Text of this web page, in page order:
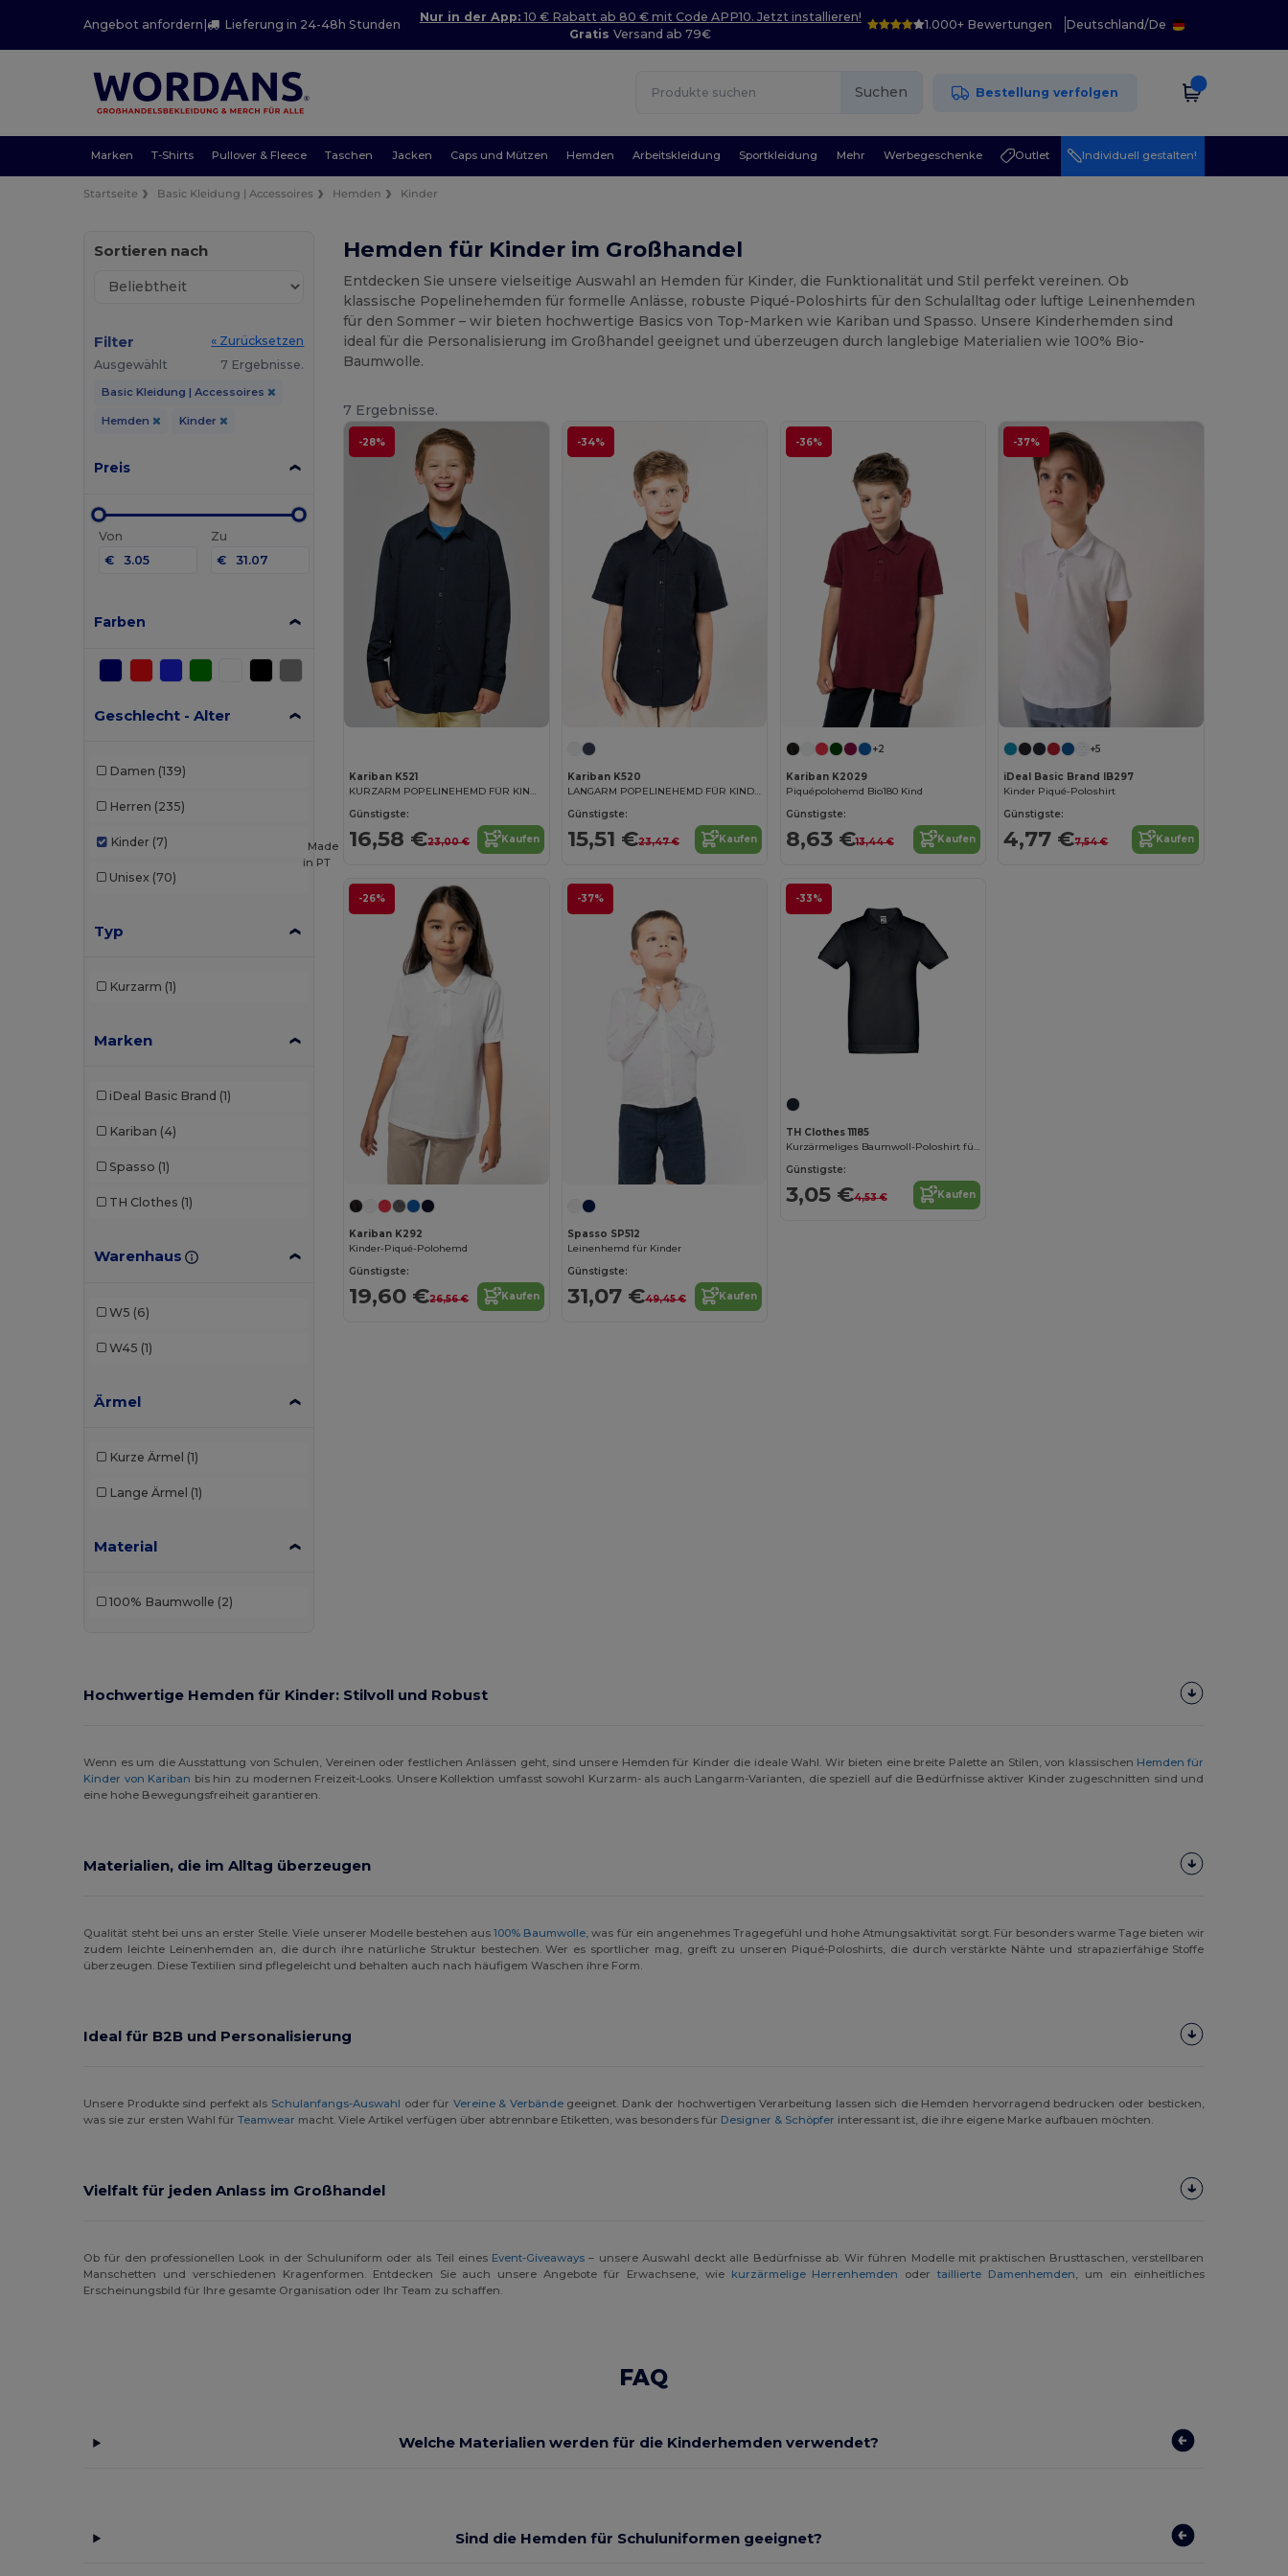
Angebot anfordern | Lieferung in 24-48h Stunden
Nur in der App: 10 € Rabatt ab 80 € mit Code APP10. Jetzt installieren!
GratisVersand ab 79€
1.000+ Bewertungen Deutschland/De
Suchen Bestellung verfolgen
Marken T-Shirts Pullover & Fleece Taschen Jacken Caps und Mützen Hemden Arbeitskleidung Sportkleidung Mehr Werbegeschenke Outlet Individuell gestalten!
Startseite Basic Kleidung | Accessoires Hemden Kinder
Sortieren nach
Filter
« Zurücksetzen
Ausgewählt
7 Ergebnisse.
Basic Kleidung | Accessoires
Hemden Kinder
Preis
Von
€
Zu
€
Farben
Geschlecht - Alter
Damen (139)
Herren (235)
Kinder (7)
Unisex (70)
Typ
Kurzarm (1)
Marken
iDeal Basic Brand (1)
Kariban (4)
Spasso (1)
TH Clothes (1)
Warenhaus
W5 (6)
W45 (1)
Ärmel
Kurze Ärmel (1)
Lange Ärmel (1)
Material
100% Baumwolle (2)
Hemden für Kinder im Großhandel
Entdecken Sie unsere vielseitige Auswahl an Hemden für Kinder, die Funktionalität und Stil perfekt vereinen. Ob
klassische Popelinehemden für formelle Anlässe, robuste Piqué-Poloshirts für den Schulalltag oder luftige Leinenhemden
für den Sommer – wir bieten hochwertige Basics von Top-Marken wie Kariban und Spasso. Unsere Kinderhemden sind
ideal für die Personalisierung im Großhandel geeignet und überzeugen durch langlebige Materialien wie 100% Bio-
Baumwolle.
7 Ergebnisse.
-28%
Kariban K521
KURZARM POPELINEHEMD FÜR KINDER
Günstigste:
16,58 €23,00 € Kaufen
-34%
Kariban K520
LANGARM POPELINEHEMD FÜR KINDER
Günstigste:
15,51 €23,47 € Kaufen
-36%
+2
Kariban K2029
Piquépolohemd Bio180 Kind
Günstigste:
8,63 €13,44 € Kaufen
-37%
+5
iDeal Basic Brand IB297
Kinder Piqué-Poloshirt
Günstigste:
4,77 €7,54 € Kaufen
-26%
Made
in PT
Kariban K292
Kinder-Piqué-Polohemd
Günstigste:
19,60 €26,56 € Kaufen
-37%
Spasso SP512
Leinenhemd für Kinder
Günstigste:
31,07 €49,45 € Kaufen
-33%
TH Clothes 11185
Kurzärmeliges Baumwoll-Poloshirt für Kinder (unisex)
Günstigste:
3,05 €4,53 € Kaufen
Hochwertige Hemden für Kinder: Stilvoll und Robust
Wenn es um die Ausstattung von Schulen, Vereinen oder festlichen Anlässen geht, sind unsere Hemden für Kinder die ideale Wahl. Wir bieten eine breite Palette an Stilen, von klassischen Hemden für
Kinder von Kariban bis hin zu modernen Freizeit-Looks. Unsere Kollektion umfasst sowohl Kurzarm- als auch Langarm-Varianten, die speziell auf die Bedürfnisse aktiver Kinder zugeschnitten sind und
eine hohe Bewegungsfreiheit garantieren.
Materialien, die im Alltag überzeugen
Qualität steht bei uns an erster Stelle. Viele unserer Modelle bestehen aus100% Baumwolle , was für ein angenehmes Tragegefühl und hohe Atmungsaktivität sorgt. Für besonders warme Tage bieten wir
zudem leichte Leinenhemden an, die durch ihre natürliche Struktur bestechen. Wer es sportlicher mag, greift zu unseren Piqué-Poloshirts, die durch verstärkte Nähte und strapazierfähige Stoffe
überzeugen. Diese Textilien sind pflegeleicht und behalten auch nach häufigem Waschen ihre Form.
Ideal für B2B und Personalisierung
Unsere Produkte sind perfekt als Schulanfangs-Auswahl oder für Vereine & Verbändegeeignet. Dank der hochwertigen Verarbeitung lassen sich die Hemden hervorragend bedrucken oder besticken,
was sie zur ersten Wahl fürTeamwear macht. Viele Artikel verfügen über abtrennbare Etiketten, was besonders für Designer & Schöpfer interessant ist, die ihre eigene Marke aufbauen möchten.
Vielfalt für jeden Anlass im Großhandel
Ob für den professionellen Look in der Schuluniform oder als Teil eines Event-Giveaways – unsere Auswahl deckt alle Bedürfnisse ab. Wir führen Modelle mit praktischen Brusttaschen, verstellbaren
Manschetten und verschiedenen Kragenformen. Entdecken Sie auch unsere Angebote für Erwachsene, wie kurzärmelige Herrenhemden odertaillierte Damenhemden , um ein einheitliches
Erscheinungsbild für Ihre gesamte Organisation oder Ihr Team zu schaffen.
FAQ
Welche Materialien werden für die Kinderhemden verwendet?
Sind die Hemden für Schuluniformen geeignet?